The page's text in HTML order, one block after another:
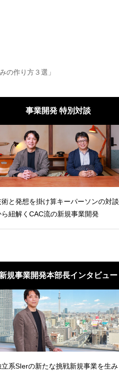
の作り方３選」
事業開発 特別対談
術と発想を掛け算キーパーソンの対談
ら紐解くCAC流の新規事業開発
新規事業開発本部長インタビュー
立系SIerの新たな挑戦新規事業を生み